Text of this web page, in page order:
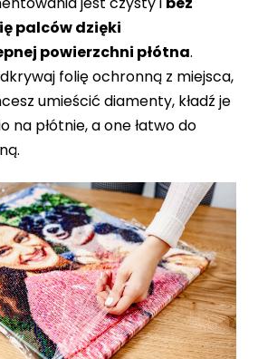
palców dzięki
powierzchni płótna.
folię ochronną z miejsca,
umieścić diamenty, kładź je
na płótnie, a one łatwo do